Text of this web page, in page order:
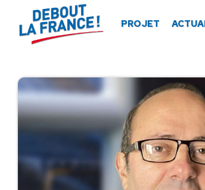
PROJET
Panneau de gestion des cookies